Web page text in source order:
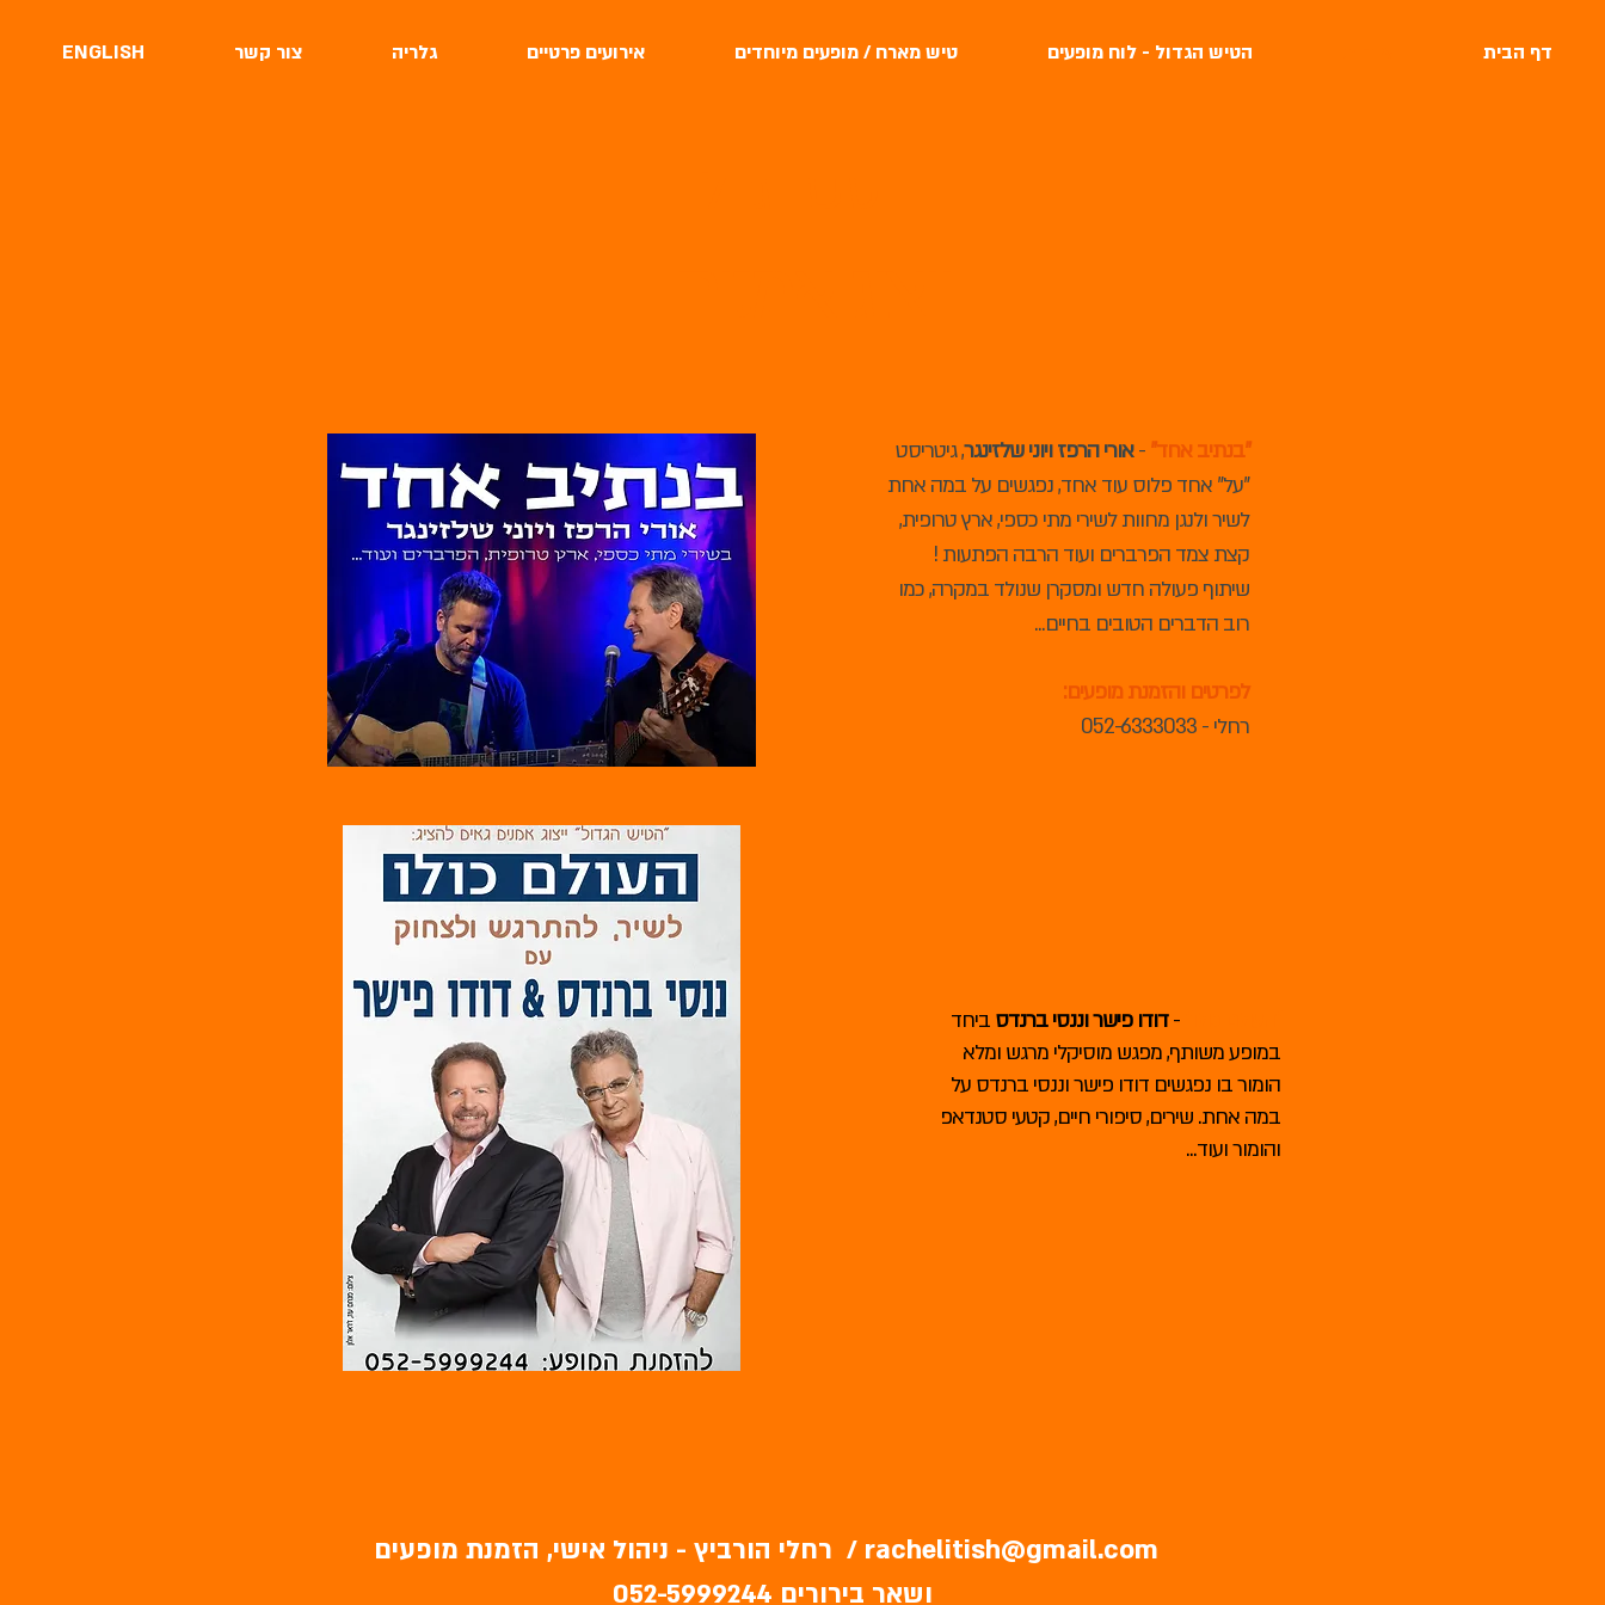
דף הבית הטיש הגדול - לוח מופעים טיש מארח / מופעים מיוחדים אירועים פרטיים גלריה צור קשר ENGLISH
"בנתיב אחד" -אורי הרפז ויוני שלזינגר, גיטריסט
"על" אחד פלוס עוד אחד, נפגשים על במה אחת
לשיר ולנגן מחוות לשירי מתי כספי, ארץ טרופית,
קצת צמד הפרברים ועוד הרבה הפתעות !
שיתוף פעולה חדש ומסקרן שנולד במקרה, כמו
רוב הדברים הטובים בחיים...
לפרטים והזמנת מופעים:
רחלי - 052-6333033
-דודו פישר וננסי ברנדס ביחד
במופע משותף, מפגש מוסיקלי מרגש ומלא
הומור בו נפגשים דודו פישר וננסי ברנדס על
במה אחת. שירים, סיפורי חיים, קטעי סטנדאפ
והומור ועוד...
rachelitish@gmail.com / רחלי הורביץ - ניהול אישי, הזמנת מופעים
ושאר בירורים 052-5999244